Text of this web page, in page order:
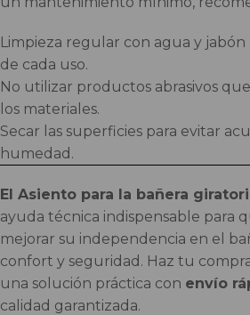
Limpieza regular con agua y
de cada uso.
No utilizar productos abrasivos
los materiales.
Secar las superficies para evitar
humedad.
El Asiento para la bañera
ayuda técnica indispensable para
mejorar su independencia en el
confort y seguridad. Haz tu
una solución práctica con envío
calidad garantizada.